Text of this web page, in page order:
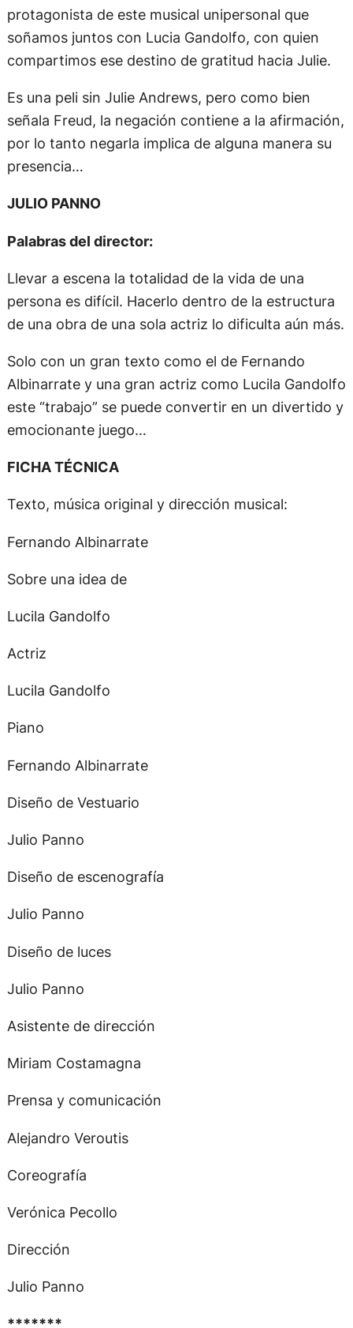
protagonista de este musical unipersonal que
soñamos juntos con Lucia Gandolfo, con quien
compartimos ese destino de gratitud hacia Julie.
Es una peli sin Julie Andrews, pero como bien
señala Freud, la negación contiene a la afirmación,
por lo tanto negarla implica de alguna manera su
presencia…
JULIO PANNO
Palabras del director:
Llevar a escena la totalidad de la vida de una
persona es difícil. Hacerlo dentro de la estructura
de una obra de una sola actriz lo dificulta aún más.
Solo con un gran texto como el de Fernando
Albinarrate y una gran actriz como Lucila Gandolfo
este “trabajo” se puede convertir en un divertido y
emocionante juego…
FICHA TÉCNICA
Texto, música original y dirección musical:
Fernando Albinarrate
Sobre una idea de
Lucila Gandolfo
Actriz
Lucila Gandolfo
Piano
Fernando Albinarrate
Diseño de Vestuario
Julio Panno
Diseño de escenografía
Julio Panno
Diseño de luces
Julio Panno
Asistente de dirección
Miriam Costamagna
Prensa y comunicación
Alejandro Veroutis
Coreografía
Verónica Pecollo
Dirección
Julio Panno
*******